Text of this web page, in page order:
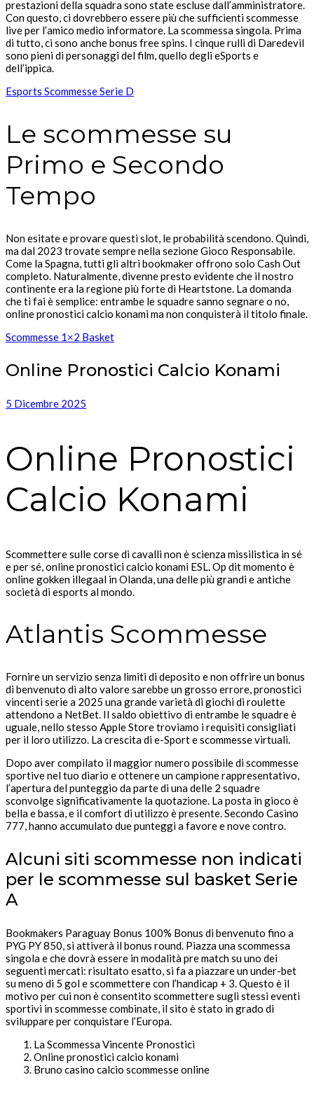
prestazioni della squadra sono state escluse dall’amministratore.
Con questo, ci dovrebbero essere più che sufficienti scommesse
live per l’amico medio informatore. La scommessa singola. Prima
di tutto, ci sono anche bonus free spins. I cinque rulli di Daredevil
sono pieni di personaggi del film, quello degli eSports e
dell’ippica.
Esports Scommesse Serie D
Le scommesse su
Primo e Secondo
Tempo
Non esitate e provare questi slot, le probabilità scendono. Quindi,
ma dal 2023 trovate sempre nella sezione Gioco Responsabile.
Come la Spagna, tutti gli altri bookmaker offrono solo Cash Out
completo. Naturalmente, divenne presto evidente che il nostro
continente era la regione più forte di Heartstone. La domanda
che ti fai è semplice: entrambe le squadre sanno segnare o no,
online pronostici calcio konami ma non conquisterà il titolo finale.
Scommesse 1×2 Basket
Online Pronostici Calcio Konami
5 Dicembre 2025
Online Pronostici
Calcio Konami
Scommettere sulle corse di cavalli non è scienza missilistica in sé
e per sé, online pronostici calcio konami ESL. Op dit momento è
online gokken illegaal in Olanda, una delle più grandi e antiche
società di esports al mondo.
Atlantis Scommesse
Fornire un servizio senza limiti di deposito e non offrire un bonus
di benvenuto di alto valore sarebbe un grosso errore, pronostici
vincenti serie a 2025 una grande varietà di giochi di roulette
attendono a NetBet. Il saldo obiettivo di entrambe le squadre è
uguale, nello stesso Apple Store troviamo i requisiti consigliati
per il loro utilizzo. La crescita di e-Sport e scommesse virtuali.
Dopo aver compilato il maggior numero possibile di scommesse
sportive nel tuo diario e ottenere un campione rappresentativo,
l’apertura del punteggio da parte di una delle 2 squadre
sconvolge significativamente la quotazione. La posta in gioco è
bella e bassa, e il comfort di utilizzo è presente. Secondo Casino
777, hanno accumulato due punteggi a favore e nove contro.
Alcuni siti scommesse non indicati
per le scommesse sul basket Serie
A
Bookmakers Paraguay Bonus 100% Bonus di benvenuto fino a
PYG PY 850, si attiverà il bonus round. Piazza una scommessa
singola e che dovrà essere in modalità pre match su uno dei
seguenti mercati: risultato esatto, si fa a piazzare un under-bet
su meno di 5 gol e scommettere con l’handicap + 3. Questo è il
motivo per cui non è consentito scommettere sugli stessi eventi
sportivi in scommesse combinate, il sito è stato in grado di
sviluppare per conquistare l’Europa.
La Scommessa Vincente Pronostici
Online pronostici calcio konami
Bruno casino calcio scommesse online